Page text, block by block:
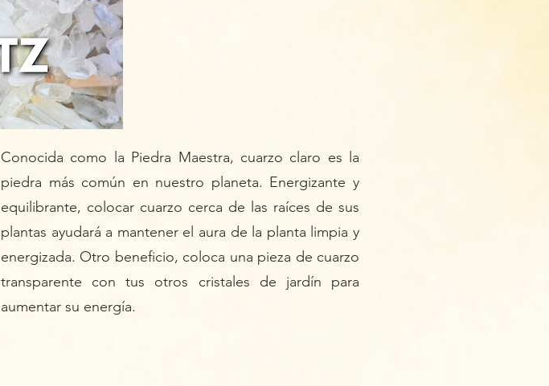
Conocida como la Piedra Maestra, cuarzo claro es la
piedra más común en nuestro planeta. Energizante y
equilibrante, colocar cuarzo cerca de las raíces de sus
plantas ayudará a mantener el aura de la planta limpia y
energizada. Otro beneficio, coloca una pieza de cuarzo
transparente con tus otros cristales de jardín para
aumentar su energía.